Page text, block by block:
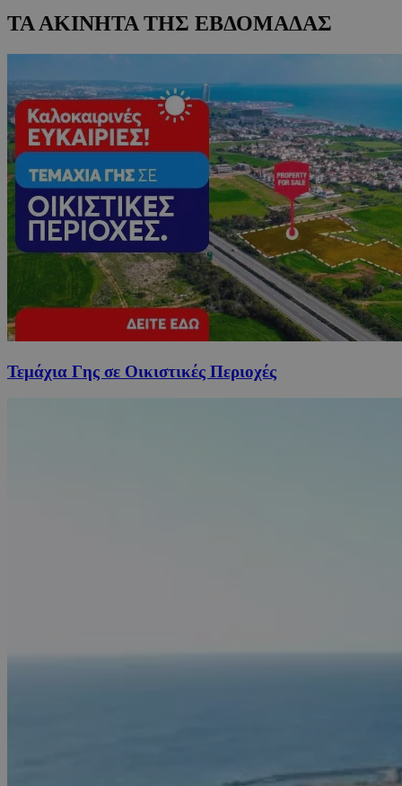
ΤΑ ΑΚΙΝΗΤΑ ΤΗΣ ΕΒΔΟΜΑΔΑΣ
Τεμάχια Γης σε Οικιστικές Περιοχές